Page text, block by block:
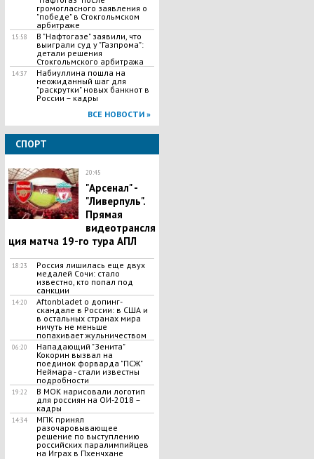
громогласного заявления о
"победе" в Стокгольмском
арбитраже
15:58
В "Нафтогазе" заявили, что
выиграли суд у "Газпрома":
детали решения
Стокгольмского арбитража
14:37
Набиуллина пошла на
неожиданный шаг для
"раскрутки" новых банкнот в
России – кадры
ВСЕ НОВОСТИ »
СПОРТ
20:45
"Арсенал" -
"Ливерпуль".
Прямая
видеотрансля
ция матча 19-го тура АПЛ
18:23
Россия лишилась еще двух
медалей Сочи: стало
известно, кто попал под
санкции
14:20
Aftonbladet о допинг-
скандале в России: в США и
в остальных странах мира
ничуть не меньше
попахивает жульничеством
06:20
Haпадающий "Зенита"
Koкopин вызвал на
поединок фopварда "ПСЖ"
Heймapa - стали известны
подробности
19:22
В МОК нарисовали логотип
для россиян на ОИ-2018 –
кадры
14:34
МПК принял
разочаровывающее
решение по выступлению
российских паралимпийцев
на Играх в Пхенчхане